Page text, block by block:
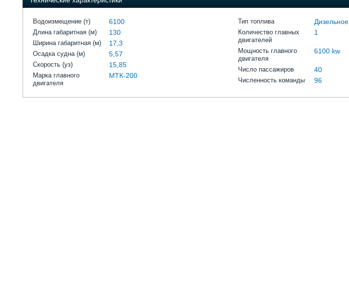
Водоизмещение (т) 6100
Длина габаритная (м) 130
Ширина габаритная (м) 17,3
Осадка судна (м) 5,57
Скорость (уз) 15,85
Марка главного
двигателя
МТК-200
Тип топлива Дизельное
Количество главных
двигателей
1
Мощность главного
двигателя
6100 kw
Число пассажиров 40
Численность команды 96